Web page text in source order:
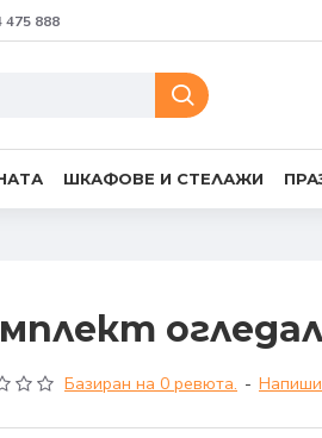
888
ШКАФОВЕ И СТЕЛАЖИ
Базиран на 0 ревюта. -